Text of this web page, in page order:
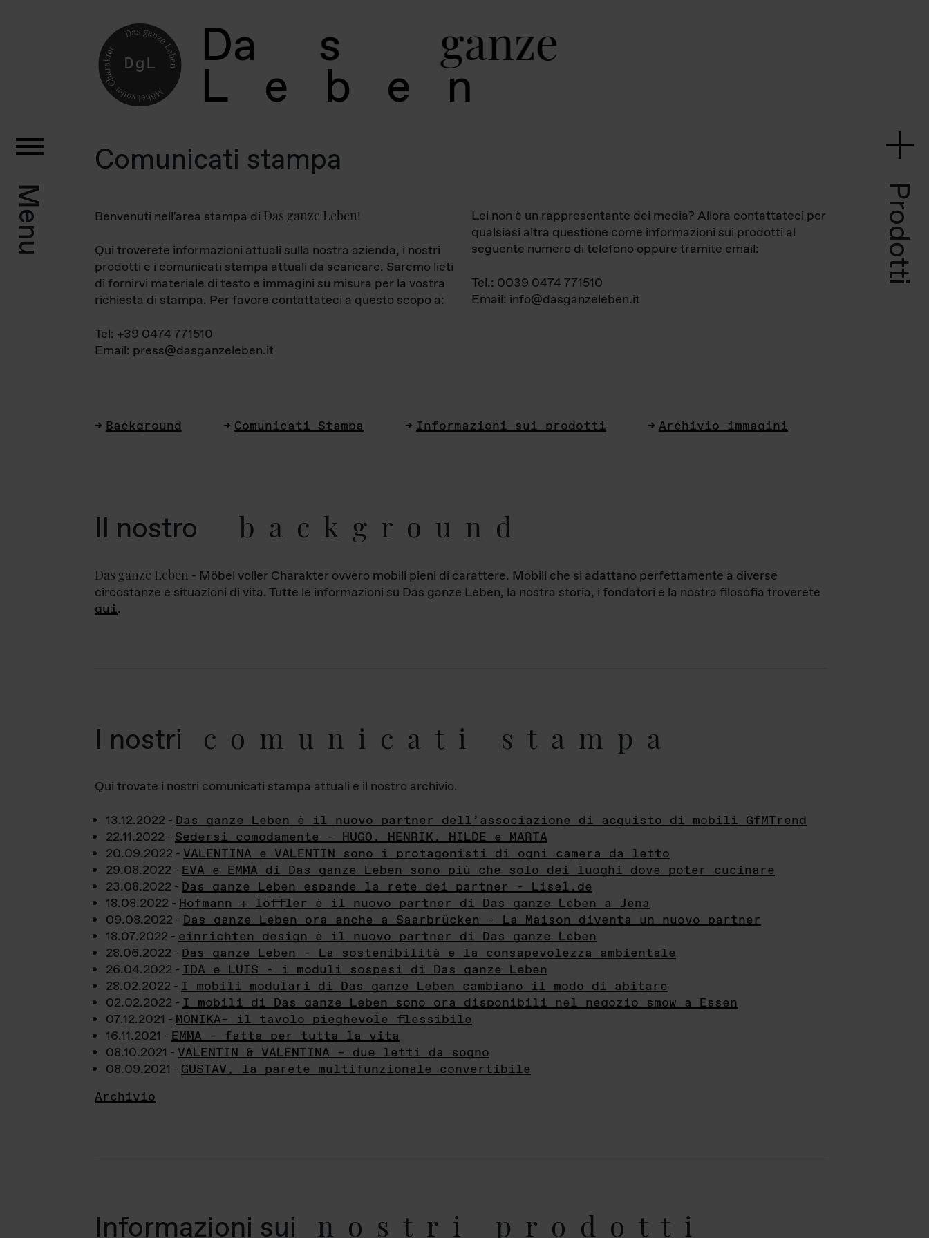
Da s ganz
L e b
Menu Prodotti
Comunicati stampa
Benvenuti nell'area stampa di Das ganze Leben!
Qui troverete informazioni attuali sulla nostra azienda, i nostri
prodotti e i comunicati stampa attuali da scaricare. Saremo lieti
di fornirvi materiale di testo e immagini su misura per la vostra
richiesta di stampa. Per favore contattateci a questo scopo a:
Tel: +39 0474 771510
Email: press@dasganzeleben.it
Lei non è un rappresentante dei media? Allora contattateci per
qualsiasi altra questione come informazioni sui prodotti al
seguente numero di telefono oppure tramite email:
Tel.: 0039 0474 771510
Email: info@dasganzeleben.it
Background Comunicati Stampa Informazioni sui prodotti Archivio immagini
Il nostro background
Das ganze Leben - Möbel voller Charakter ovvero mobili pieni di carattere. Mobili che si adattano perfettamente a diverse
circostanze e situazioni di vita. Tutte le informazioni su Das ganze Leben, la nostra storia, i fondatori e la nostra filosofia troverete
qui.
I nostri comunicati stampa
Qui trovate i nostri comunicati stampa attuali e il nostro archivio.
13.12.2022 - Das ganze Leben è il nuovo partner dell’associazione di acquisto di mobili GfMTrend
22.11.2022 - Sedersi comodamente – HUGO, HENRIK, HILDE e MARTA
20.09.2022 - VALENTINA e VALENTIN sono i protagonisti di ogni camera da letto
29.08.2022 - EVA e EMMA di Das ganze Leben sono più che solo dei luoghi dove poter cucinare
23.08.2022 - Das ganze Leben espande la rete dei partner - Lisel.de
18.08.2022 - Hofmann + löffler è il nuovo partner di Das ganze Leben a Jena
09.08.2022 - Das ganze Leben ora anche a Saarbrücken - La Maison diventa un nuovo partner
18.07.2022 - einrichten design è il nuovo partner di Das ganze Leben
28.06.2022 - Das ganze Leben - La sostenibilità e la consapevolezza ambientale
26.04.2022 - IDA e LUIS - i moduli sospesi di Das ganze Leben
28.02.2022 - I mobili modulari di Das ganze Leben cambiano il modo di abitare
02.02.2022 - I mobili di Das ganze Leben sono ora disponibili nel negozio smow a Essen
07.12.2021 - MONIKA– il tavolo pieghevole flessibile
16.11.2021 - EMMA – fatta per tutta la vita
08.10.2021 - VALENTIN & VALENTINA – due letti da sogno
08.09.2021 - GUSTAV, la parete multifunzionale convertibile
Archivio
Informazioni sui nostri prodotti